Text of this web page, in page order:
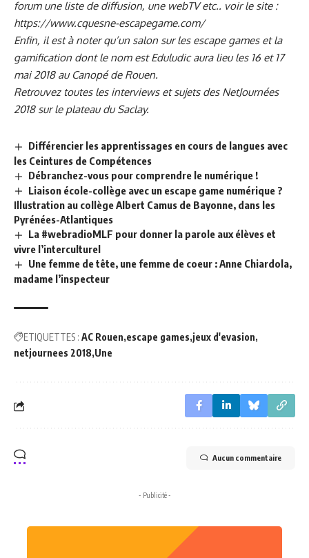
forum une liste de diffusion, une webTV etc.. voir le site :
https://www.cquesne-escapegame.com/
Enfin, il est à noter qu’un salon sur les escape games et la
gamification dont le nom est Eduludic aura lieu les 16 et 17
mai 2018 au Canopé de Rouen.
Retrouvez toutes les interviews et sujets des NetJournées
2018 sur le plateau du Saclay.
Différencier les apprentissages en cours de langues avec
les Ceintures de Compétences
Débranchez-vous pour comprendre le numérique !
Liaison école-collège avec un escape game numérique ?
Illustration au collège Albert Camus de Bayonne, dans les
Pyrénées-Atlantiques
La #webradioMLF pour donner la parole aux élèves et
vivre l’interculturel
Une femme de tête, une femme de coeur : Anne Chiardola,
madame l’inspecteur
ETIQUETTES : AC Rouen escape games jeux d'evasion
netjournees 2018 Une
Aucun commentaire
- Publicité -